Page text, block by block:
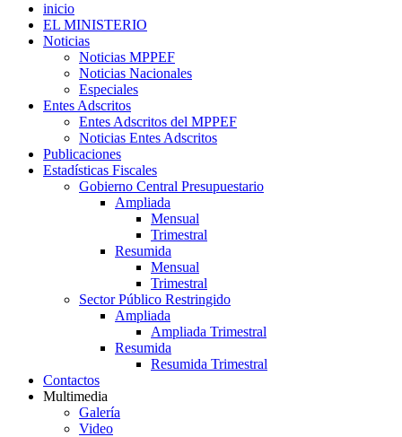
inicio
EL MINISTERIO
Noticias
Noticias MPPEF
Noticias Nacionales
Especiales
Entes Adscritos
Entes Adscritos del MPPEF
Noticias Entes Adscritos
Publicaciones
Estadísticas Fiscales
Gobierno Central Presupuestario
Ampliada
Mensual
Trimestral
Resumida
Mensual
Trimestral
Sector Público Restringido
Ampliada
Ampliada Trimestral
Resumida
Resumida Trimestral
Contactos
Multimedia
Galería
Video